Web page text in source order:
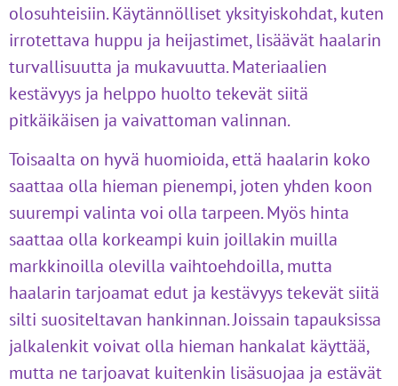
olosuhteisiin. Käytännölliset yksityiskohdat, kuten
irrotettava huppu ja heijastimet, lisäävät haalarin
turvallisuutta ja mukavuutta. Materiaalien
kestävyys ja helppo huolto tekevät siitä
pitkäikäisen ja vaivattoman valinnan.
Toisaalta on hyvä huomioida, että haalarin koko
saattaa olla hieman pienempi, joten yhden koon
suurempi valinta voi olla tarpeen. Myös hinta
saattaa olla korkeampi kuin joillakin muilla
markkinoilla olevilla vaihtoehdoilla, mutta
haalarin tarjoamat edut ja kestävyys tekevät siitä
silti suositeltavan hankinnan. Joissain tapauksissa
jalkalenkit voivat olla hieman hankalat käyttää,
mutta ne tarjoavat kuitenkin lisäsuojaa ja estävät